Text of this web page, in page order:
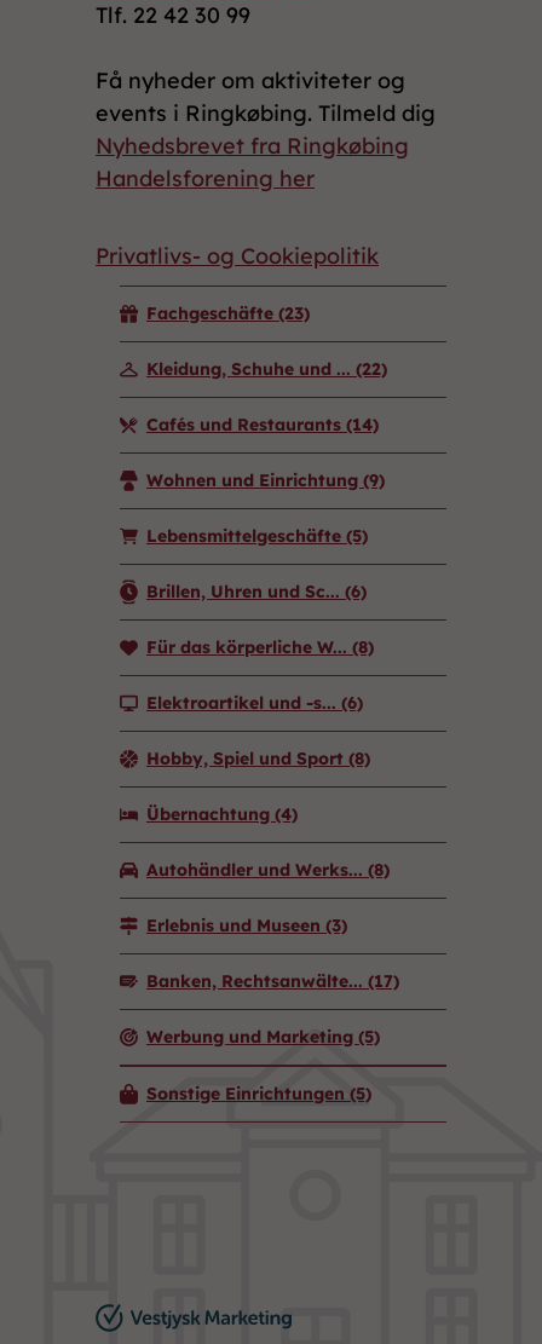
Tlf. 22 42 30 99
Få nyheder om aktiviteter og
events i Ringkøbing. Tilmeld dig
Nyhedsbrevet fra Ringkøbing
Handelsforening her
Privatlivs- og Cookiepolitik
Fachgeschäfte (23)
Kleidung, Schuhe und ... (22)
Cafés und Restaurants (14)
Wohnen und Einrichtung (9)
Lebensmittelgeschäfte (5)
Brillen, Uhren und Sc... (6)
Für das körperliche W... (8)
Elektroartikel und -s... (6)
Hobby, Spiel und Sport (8)
Übernachtung (4)
Autohändler und Werks... (8)
Erlebnis und Museen (3)
Banken, Rechtsanwälte... (17)
Werbung und Marketing (5)
Sonstige Einrichtungen (5)